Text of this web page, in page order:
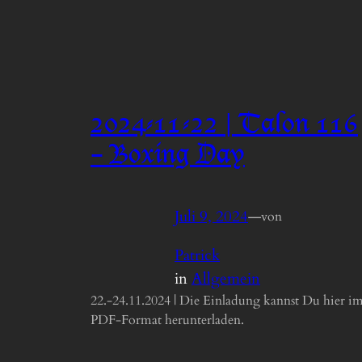
2024-11-22 | Talon 116
– Boxing Day
Juli 9, 2024—von
Patrick
inAllgemein
22.-24.11.2024 | Die Einladung kannst Du hier
PDF-Format herunterladen.